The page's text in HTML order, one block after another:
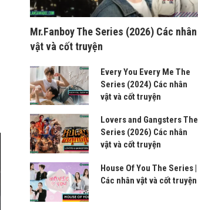
Mr.Fanboy The Series (2026) Các nhân
vật và cốt truyện
Every You Every Me The
Series (2024) Các nhân
vật và cốt truyện
Lovers and Gangsters The
Series (2026) Các nhân
vật và cốt truyện
House Of You The Series |
Các nhân vật và cốt truyện